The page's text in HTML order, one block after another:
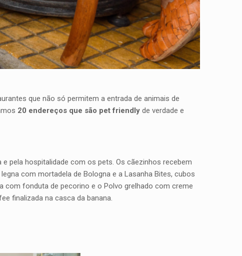
que não só permitem a entrada de animais de
20 endereços que são pet friendly de verdade e
pela hospitalidade com os pets. Os cãezinhos recebem
com mortadela de Bologna e a Lasanha Bites, cubos
com fonduta de pecorino e o Polvo grelhado com creme
finalizada na casca da banana.